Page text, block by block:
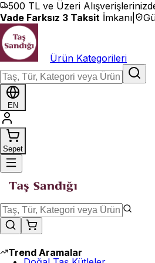
İçeriğe geç
500 TL ve Üzeri
Vade Farksız 3 Taksit İmkanı
Ürün Kategorileri
EN
Sepet
Trend Aramalar